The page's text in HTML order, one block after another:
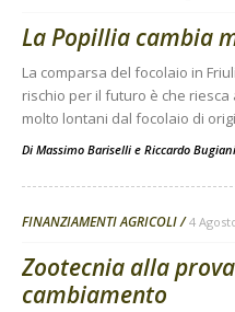
La Popillia cambia
La comparsa del focolaio in
rischio per il futuro è che
molto lontani dal focolaio di
Di Massimo Bariselli e Riccardo Bugiani
FINANZIAMENTI AGRICOLI 4
Zootecnia alla
cambiamento